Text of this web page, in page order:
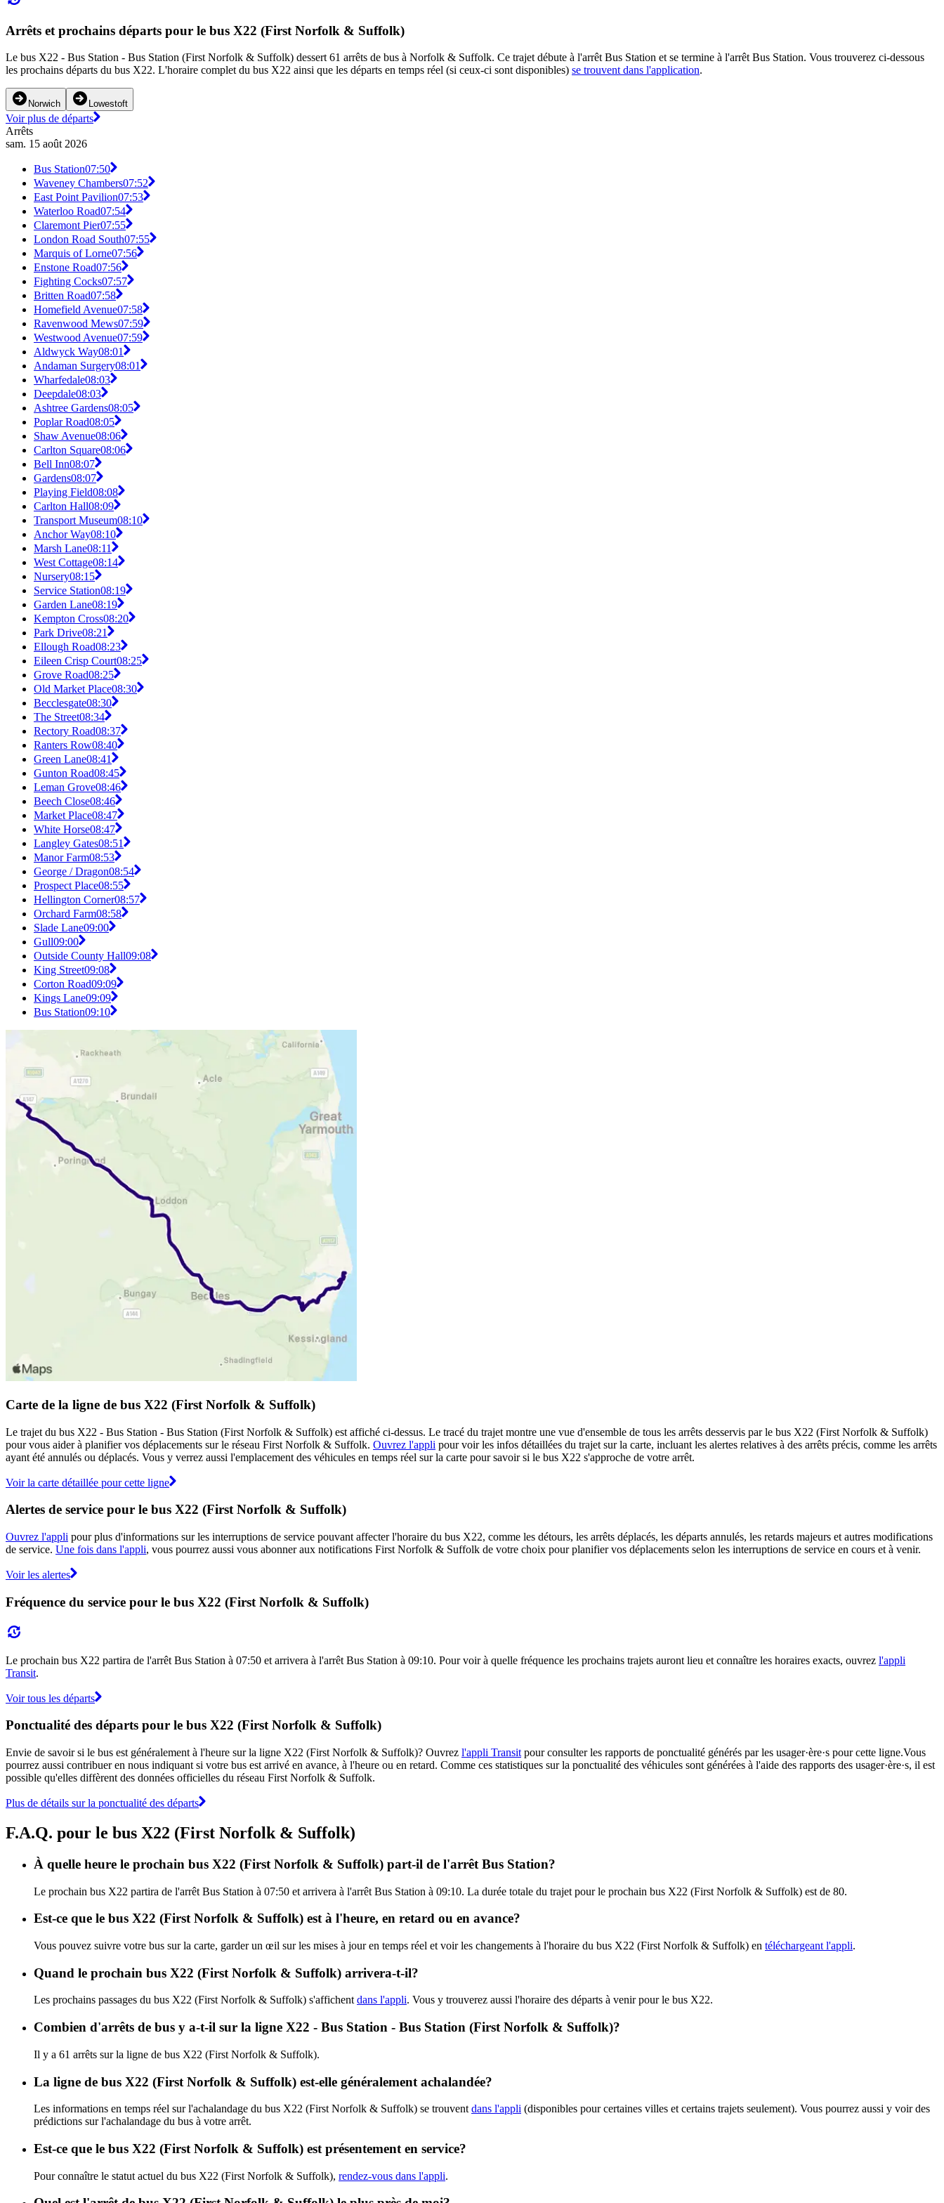
Arrêts et prochains départs pour le bus X22 (First Norfolk & Suffolk)
Le bus X22 - Bus Station - Bus Station (First Norfolk & Suffolk) dessert 61 arrêts de bus à Norfolk & Suffolk. Ce trajet débute à l'arrêt Bus Station et se termine à l'arrêt Bus Station. Vous trouverez ci-dessous
les prochains départs du bus X22. L'horaire complet du bus X22 ainsi que les départs en temps réel (si ceux-ci sont disponibles) se trouvent dans l'application.
Norwich Lowestoft
Voir plus de départs
Arrêts
sam. 15 août 2026
Bus Station07:50
Waveney Chambers07:52
East Point Pavilion07:53
Waterloo Road07:54
Claremont Pier07:55
London Road South07:55
Marquis of Lorne07:56
Enstone Road07:56
Fighting Cocks07:57
Britten Road07:58
Homefield Avenue07:58
Ravenwood Mews07:59
Westwood Avenue07:59
Aldwyck Way08:01
Andaman Surgery08:01
Wharfedale08:03
Deepdale08:03
Ashtree Gardens08:05
Poplar Road08:05
Shaw Avenue08:06
Carlton Square08:06
Bell Inn08:07
Gardens08:07
Playing Field08:08
Carlton Hall08:09
Transport Museum08:10
Anchor Way08:10
Marsh Lane08:11
West Cottage08:14
Nursery08:15
Service Station08:19
Garden Lane08:19
Kempton Cross08:20
Park Drive08:21
Ellough Road08:23
Eileen Crisp Court08:25
Grove Road08:25
Old Market Place08:30
Becclesgate08:30
The Street08:34
Rectory Road08:37
Ranters Row08:40
Green Lane08:41
Gunton Road08:45
Leman Grove08:46
Beech Close08:46
Market Place08:47
White Horse08:47
Langley Gates08:51
Manor Farm08:53
George / Dragon08:54
Prospect Place08:55
Hellington Corner08:57
Orchard Farm08:58
Slade Lane09:00
Gull09:00
Outside County Hall09:08
King Street09:08
Corton Road09:09
Kings Lane09:09
Bus Station09:10
Carte de la ligne de bus X22 (First Norfolk & Suffolk)
Le trajet du bus X22 - Bus Station - Bus Station (First Norfolk & Suffolk) est affiché ci-dessus. Le tracé du trajet montre une vue d'ensemble de tous les arrêts desservis par le bus X22 (First Norfolk & Suffolk)
pour vous aider à planifier vos déplacements sur le réseau First Norfolk & Suffolk. Ouvrez l'appli pour voir les infos détaillées du trajet sur la carte, incluant les alertes relatives à des arrêts précis, comme les arrêts
ayant été annulés ou déplacés. Vous y verrez aussi l'emplacement des véhicules en temps réel sur la carte pour savoir si le bus X22 s'approche de votre arrêt.
Voir la carte détaillée pour cette ligne
Alertes de service pour le bus X22 (First Norfolk & Suffolk)
Ouvrez l'appli pour plus d'informations sur les interruptions de service pouvant affecter l'horaire du bus X22, comme les détours, les arrêts déplacés, les départs annulés, les retards majeurs et autres modifications
de service. Une fois dans l'appli, vous pourrez aussi vous abonner aux notifications First Norfolk & Suffolk de votre choix pour planifier vos déplacements selon les interruptions de service en cours et à venir.
Voir les alertes
Fréquence du service pour le bus X22 (First Norfolk & Suffolk)
Le prochain bus X22 partira de l'arrêt Bus Station à 07:50 et arrivera à l'arrêt Bus Station à 09:10. Pour voir à quelle fréquence les prochains trajets auront lieu et connaître les horaires exacts, ouvrez l'appli
Transit.
Voir tous les départs
Ponctualité des départs pour le bus X22 (First Norfolk & Suffolk)
Envie de savoir si le bus est généralement à l'heure sur la ligne X22 (First Norfolk & Suffolk)? Ouvrez l'appli Transit pour consulter les rapports de ponctualité générés par les usager·ère·s pour cette ligne.Vous
pourrez aussi contribuer en nous indiquant si votre bus est arrivé en avance, à l'heure ou en retard. Comme ces statistiques sur la ponctualité des véhicules sont générées à l'aide des rapports des usager·ère·s, il est
possible qu'elles diffèrent des données officielles du réseau First Norfolk & Suffolk.
Plus de détails sur la ponctualité des départs
F.A.Q. pour le bus X22 (First Norfolk & Suffolk)
À quelle heure le prochain bus X22 (First Norfolk & Suffolk) part-il de l'arrêt Bus Station?
Le prochain bus X22 partira de l'arrêt Bus Station à 07:50 et arrivera à l'arrêt Bus Station à 09:10. La durée totale du trajet pour le prochain bus X22 (First Norfolk & Suffolk) est de 80.
Est-ce que le bus X22 (First Norfolk & Suffolk) est à l'heure, en retard ou en avance?
Vous pouvez suivre votre bus sur la carte, garder un œil sur les mises à jour en temps réel et voir les changements à l'horaire du bus X22 (First Norfolk & Suffolk) en téléchargeant l'appli.
Quand le prochain bus X22 (First Norfolk & Suffolk) arrivera-t-il?
Les prochains passages du bus X22 (First Norfolk & Suffolk) s'affichent dans l'appli. Vous y trouverez aussi l'horaire des départs à venir pour le bus X22.
Combien d'arrêts de bus y a-t-il sur la ligne X22 - Bus Station - Bus Station (First Norfolk & Suffolk)?
Il y a 61 arrêts sur la ligne de bus X22 (First Norfolk & Suffolk).
La ligne de bus X22 (First Norfolk & Suffolk) est-elle généralement achalandée?
Les informations en temps réel sur l'achalandage du bus X22 (First Norfolk & Suffolk) se trouvent dans l'appli (disponibles pour certaines villes et certains trajets seulement). Vous pourrez aussi y voir des
prédictions sur l'achalandage du bus à votre arrêt.
Est-ce que le bus X22 (First Norfolk & Suffolk) est présentement en service?
Pour connaître le statut actuel du bus X22 (First Norfolk & Suffolk), rendez-vous dans l'appli.